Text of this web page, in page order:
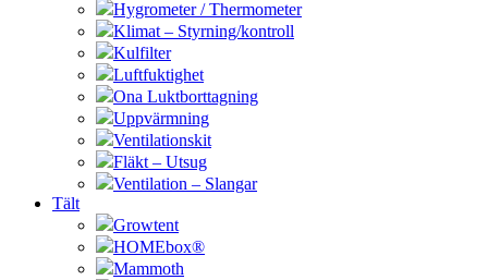
Hygrometer / Thermometer
Klimat – Styrning/kontroll
Kulfilter
Luftfuktighet
Ona Luktborttagning
Uppvärmning
Ventilationskit
Fläkt – Utsug
Ventilation – Slangar
Tält
Growtent
HOMEbox®
Mammoth